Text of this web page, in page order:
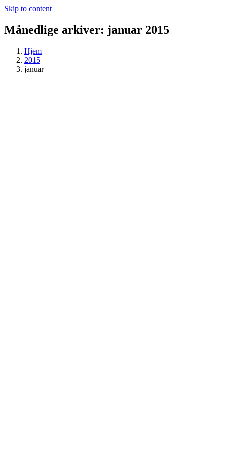
Skip to content
Månedlige arkiver: januar 2015
Hjem
2015
januar